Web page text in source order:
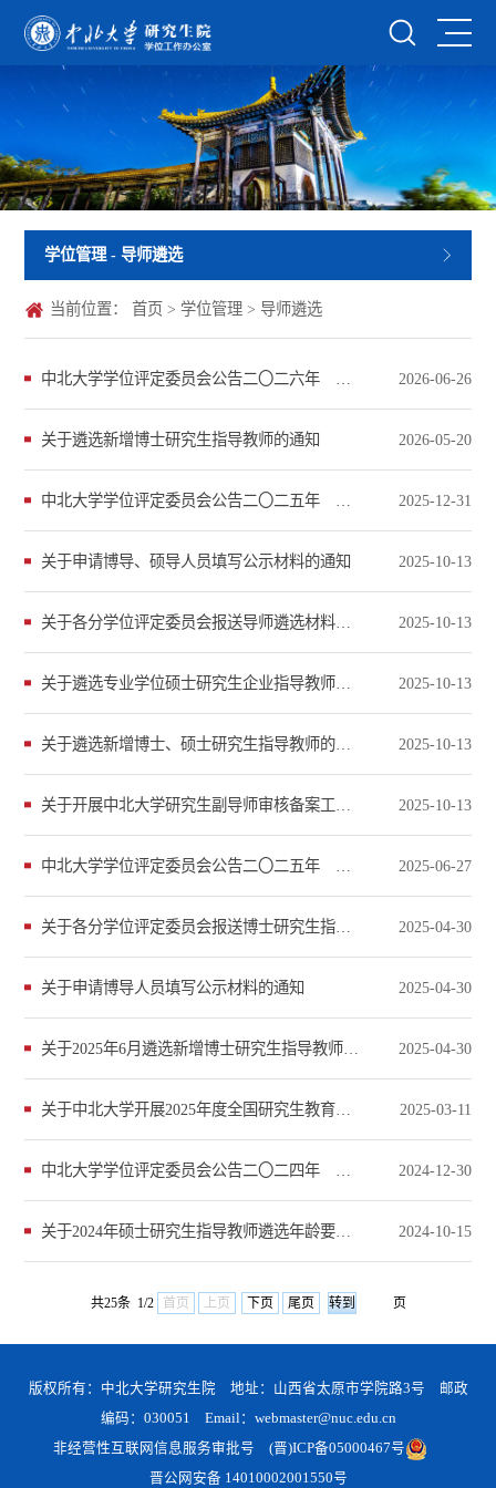
学位管理 - 导师遴选
当前位置： 首页> 学位管理> 导师遴选
中北大学学位评定委员会公告二〇二六年 第二号 2026-06-26
关于遴选新增博士研究生指导教师的通知 2026-05-20
中北大学学位评定委员会公告二〇二五年 第五号 2025-12-31
关于申请博导、硕导人员填写公示材料的通知 2025-10-13
关于各分学位评定委员会报送导师遴选材料的相关事宜的通知 2025-10-13
关于遴选专业学位硕士研究生企业指导教师的通知 2025-10-13
关于遴选新增博士、硕士研究生指导教师的通知 2025-10-13
关于开展中北大学研究生副导师审核备案工作的通知 2025-10-13
中北大学学位评定委员会公告二〇二五年 第二号 2025-06-27
关于各分学位评定委员会报送博士研究生指导教师遴选材料的相关事宜的通知 2025-04-30
关于申请博导人员填写公示材料的通知 2025-04-30
关于2025年6月遴选新增博士研究生指导教师的通知 2025-04-30
关于中北大学开展2025年度全国研究生教育评估监测专家库更新与报送工作的通知 2025-03-11
中北大学学位评定委员会公告二〇二四年 第三号 2024-12-30
关于2024年硕士研究生指导教师遴选年龄要求的补充通知 2024-10-15
共25条 1/2 首页 上页 下页 尾页 页
版权所有：中北大学研究生院 地址：山西省太原市学院路3号 邮政
编码：030051 Email：webmaster@nuc.edu.cn
非经营性互联网信息服务审批号 (晋)ICP备05000467号
晋公网安备 14010002001550号